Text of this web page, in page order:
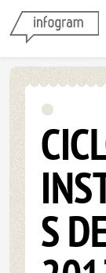
S